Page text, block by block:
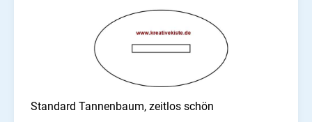
Standard Tannenbaum, zeitlos schön